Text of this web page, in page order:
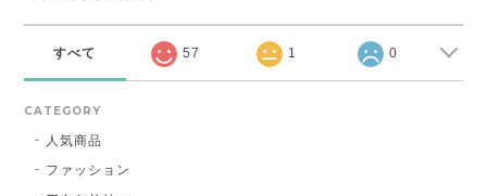
すべて 57 1 0
CATEGORY
人気商品
ファッション